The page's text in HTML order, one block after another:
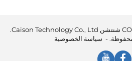
حقوق الت COPYRIGHT © 2026 شنتشن Caison Technology Co., Ltd.
سياسة الخصوصية